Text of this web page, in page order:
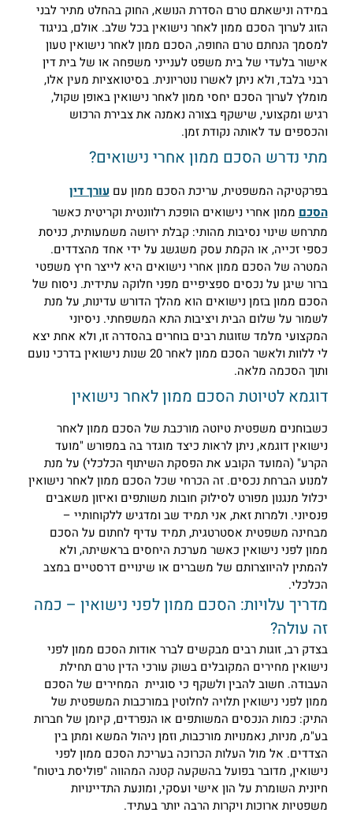
ונישאתם טרם הסדרת הנושא, החוק בהחלט מתיר לבני
לערוך הסכם ממון לאחר נישואין בכל שלב. אולם, בניגוד
הנחתם טרם החופה, הסכם ממון לאחר נישואין טעון
בלעדי של בית משפט לענייני משפחה או של בית דין
בלבד, ולא ניתן לאשרו נוטריונית. בסיטואציות מעין אלו,
לערוך הסכם יחסי ממון לאחר נישואין באופן שקול,
ומקצועי, שישקף בצורה נאמנה את צבירת הרכוש
עד לאותה נקודת זמן.
נדרש הסכם ממון אחרי נישואים?
המשפטית, עריכת הסכם ממון עםעורך דין
ממון אחרי נישואים הופכת רלוונטית וקריטית כאשר
שינוי נסיבות מהותי: קבלת ירושה משמעותית, כניסת
זכייה, או הקמת עסק משגשג על ידי אחד מהצדדים.
של הסכם ממון אחרי נישואים היא לייצר חיץ משפטי
שיגן על נכסים ספציפיים מפני חלוקה עתידית. ניסוח של
ממון בזמן נישואים הוא מהלך הדורש עדינות, על מנת
על שלום הבית ויציבות התא המשפחתי. ניסיוני
מלמד שזוגות רבים בוחרים בהסדרה זו, ולא אחת יצא
לי ללוות ולאשר הסכם ממון לאחר 20 שנות נישואין בדרכי נועם
הסכמה מלאה.
לטיוטת הסכם ממון לאחר נישואין
משפטית טיוטה מורכבת של הסכם ממון לאחר
דוגמא, ניתן לראות כיצד מוגדר בה במפורש "מועד
(המועד הקובע את הפסקת השיתוף הכלכלי) על מנת
הברחת נכסים. זה הכרחי שכל הסכם ממון לאחר נישואין
מנגנון מפורט לסילוק חובות משותפים ואיזון משאבים
ולמרות זאת, אני תמיד שב ומדגיש ללקוחותיי –
משפטית אסטרטגית, תמיד עדיף לחתום על הסכם
לפני נישואין כאשר מערכת היחסים בראשיתה, ולא
להיווצרותם של משברים או שינויים דרסטיים במצב
עלויות: הסכם ממון לפני נישואין – כמה
עולה?
רב, זוגות רבים מבקשים לברר אודות הסכם ממון לפני
מחירים המקובלים בשוק עורכי הדין טרם תחילת
חשוב להבין ולשקף כי סוגיית המחירים של הסכם
לפני נישואין תלויה לחלוטין במורכבות המשפטית של
כמות הנכסים המשותפים או הנפרדים, קיומן של חברות
מניות, נאמנויות מורכבות, וזמן ניהול המשא ומתן בין
אל מול העלות הכרוכה בעריכת הסכם ממון לפני
מדובר בפועל בהשקעה קטנה המהווה "פוליסת ביטוח"
השומרת על הון אישי ועסקי, ומונעת התדיינויות
ארוכות ויקרות הרבה יותר בעתיד.